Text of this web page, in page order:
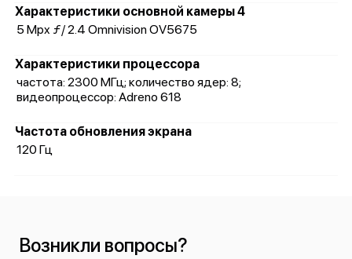
Характеристики основной камеры 4
5 Mpx ƒ/ 2.4 Omnivision OV5675
Характеристики процессора
частота: 2300 МГц; количество ядер: 8;
видеопроцессор: Adreno 618
Частота обновления экрана
120 Гц
Возникли вопросы?